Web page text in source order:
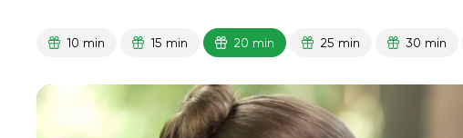
10 min 15 min 20 min 25 min 30 min